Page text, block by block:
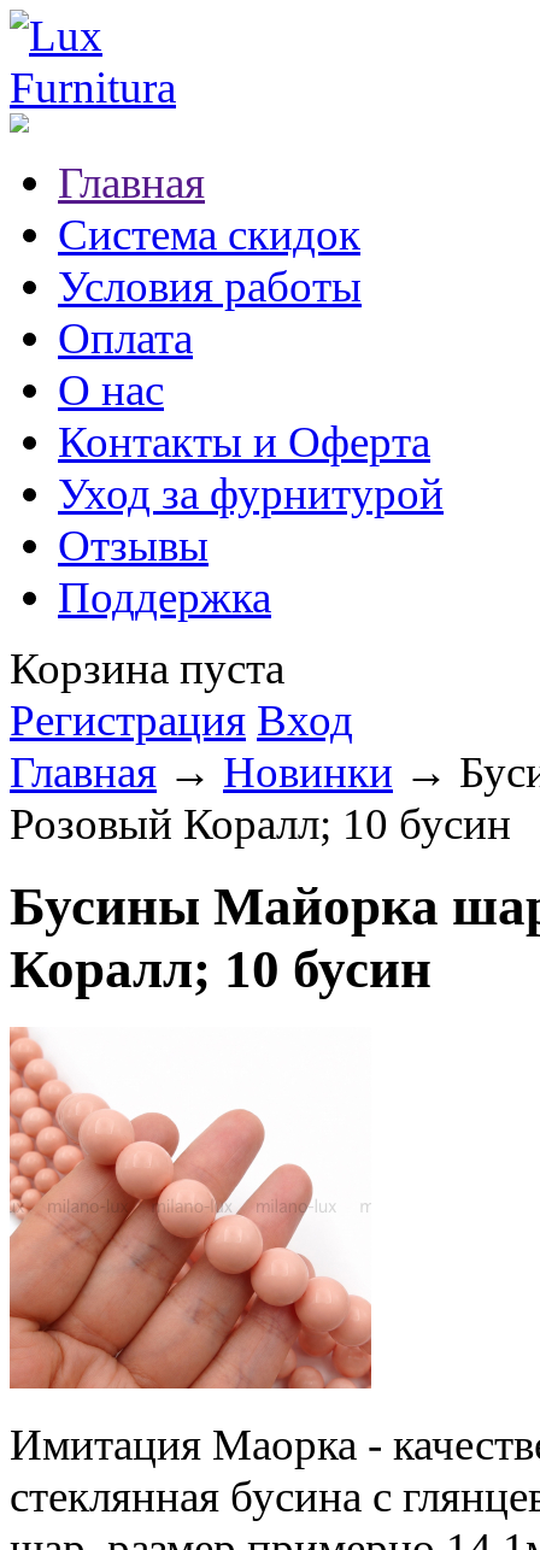
Главная
Система скидок
Условия работы
Оплата
О нас
Контакты и Оферта
Уход за фурнитурой
Отзывы
Поддержка
Корзина пуста
Регистрация Вход
Главная → Новинки →
Розовый Коралл; 10 бусин
Бусины Майорка
Коралл; 10 бусин
Имитация Маорка -
стеклянная бусина с